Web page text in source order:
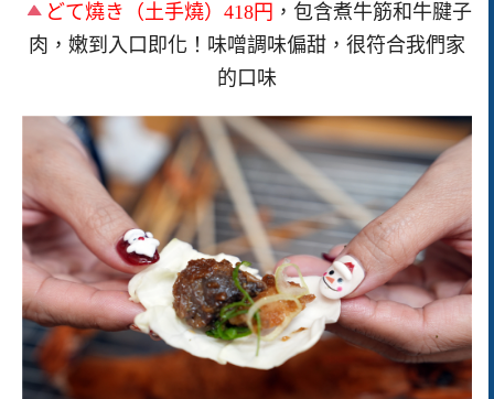
どて燒き（土手燒）418円 ，包含煮牛筋和牛腱子
肉，嫩到入口即化！味噌調味偏甜，很符合我們家
的口味